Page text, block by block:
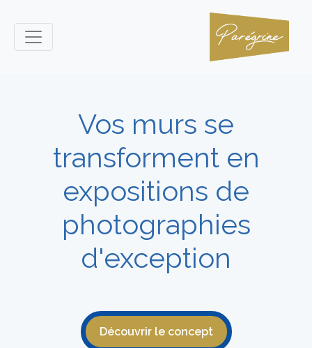
Vos murs se
transforment en
expositions de
photographies
d'exception
Découvrir le concept